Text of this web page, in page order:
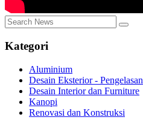
Kategori
Aluminium
Desain Eksterior - Pengelasan
Desain Interior dan Furniture
Kanopi
Renovasi dan Konstruksi